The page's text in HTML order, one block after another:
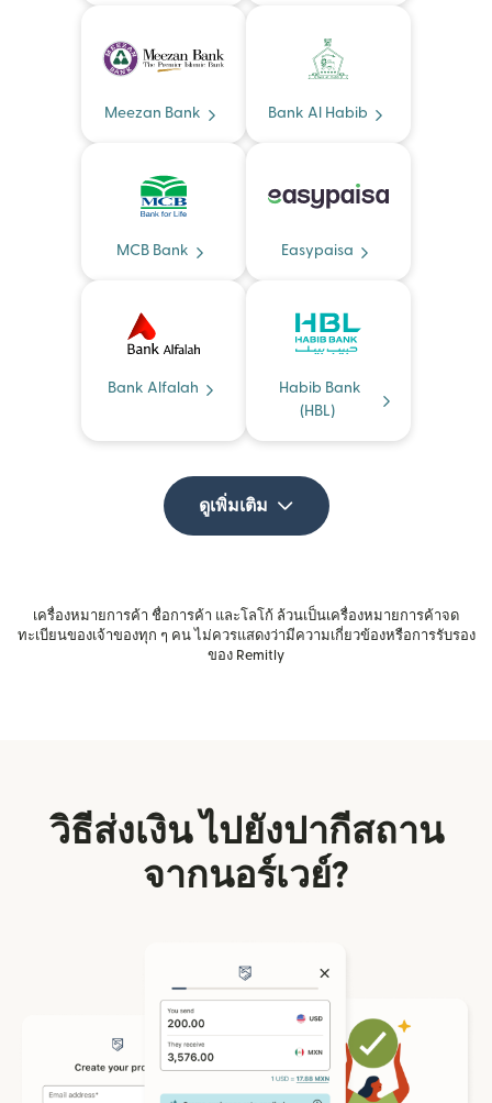
Meezan Bank Bank Al Habib
MCB Bank Easypaisa
Bank Alfalah
Habib Bank
(HBL)
ดูเพิ่มเติม
เครื่องหมายการค้า ชื่อการค้า และโลโก้ ล้วนเป็นเครื่องหมายการค้าจด
ทะเบียนของเจ้าของทุก ๆ คน ไม่ควรแสดงว่ามีความเกี่ยวข้องหรือการรับรอง
ของ Remitly
วิธีส่งเงิน ไปยังปากีสถาน
จากนอร์เวย์?